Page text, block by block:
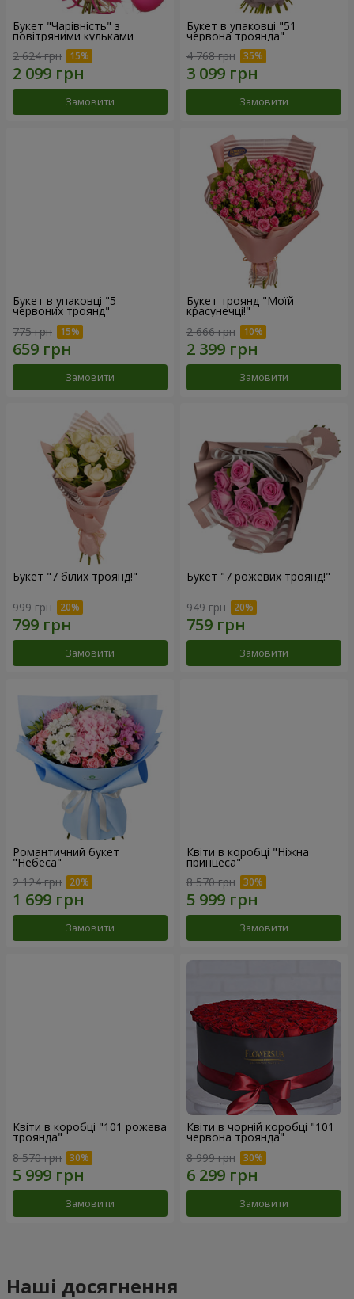
Букет "Чарівність" з
повітряними кульками
2 624 грн
Замовити
Букет в упаковці "51
червона троянда"
4 768 грн
Замовити
Букет в упаковці "5
червоних троянд"
775 грн
Замовити
Букет троянд "Моїй
красунечці!"
2 666 грн
Замовити
Букет "7 білих троянд!"
999 грн
Замовити
Букет "7 рожевих троянд!"
949 грн
Замовити
Романтичний букет
"Небеса"
2 124 грн
Замовити
Квіти в коробці "Ніжна
принцеса"
8 570 грн
Замовити
Квіти в коробці "101 рожева
троянда"
8 570 грн
Замовити
Квіти в чорній коробці "101
червона троянда"
8 999 грн
Замовити
Наші досягнення